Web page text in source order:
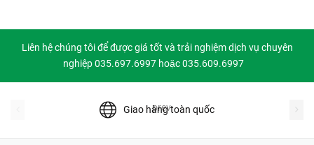
Liên hệ chúng tôi để được giá tốt và trải nghiệm dịch vụ chuyên
nghiệp 035.697.6997 hoặc 035.609.6997
Giao hàng toàn quốc
prev